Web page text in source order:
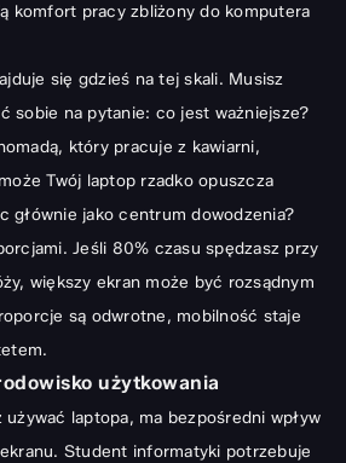
komfort pracy zbliżony do komputera
się gdzieś na tej skali. Musisz
sobie na pytanie: co jest ważniejsze?
który pracuje z kawiarni,
Twój laptop rzadko opuszcza
głównie jako centrum dowodzenia?
Jeśli 80% czasu spędzasz przy
większy ekran może być rozsądnym
są odwrotne, mobilność staje
użytkowania
laptopa, ma bezpośredni wpływ
Student informatyki potrzebuje